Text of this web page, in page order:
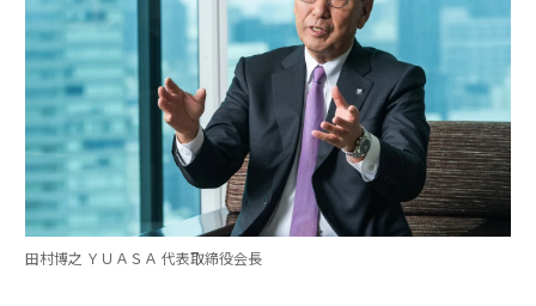
田村博之 ＹＵＡＳＡ 代表取締役会長